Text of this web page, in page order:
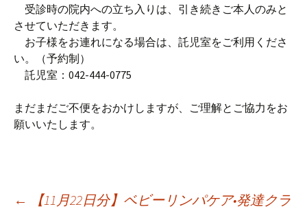
受診時の院内への立ち入りは、引き続きご本人のみと
させていただきます。
お子様をお連れになる場合は、託児室をご利用くださ
い。（予約制）
託児室：042-444-0775
まだまだご不便をおかけしますが、ご理解とご協力をお
願いいたします。
←
【11月22日分】ベビーリンパケア•発達クラ